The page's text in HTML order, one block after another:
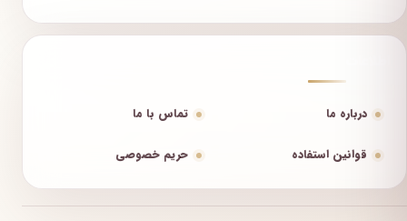
درباره ما تماس با ما
قوانین استفاده حریم خصوصی